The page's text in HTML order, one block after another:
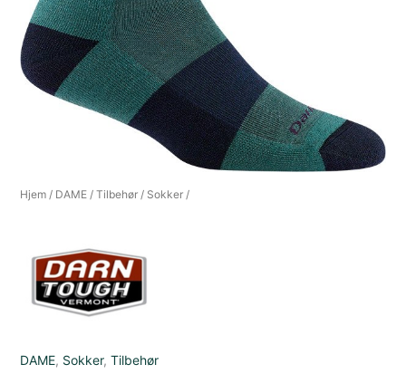
Hjem / DAME /Tilbehør / Sokker /
DAME, Sokker,Tilbehør